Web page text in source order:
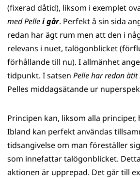
(fixerad dåtid), liksom i exemplet
med Pellei går. Perfekt å sin sida
redan har ägt rum men att den i
relevans i nuet, talögonblicket
förhållande till nu). I allmänhet
tidpunkt. I satsen Pelle har redan
Pelles middagsätande ur
Principen kan, liksom alla principer,
Ibland kan perfekt användas
tidsangivelse om man föreställer
som innefattar talögonblicket.
aktionen är upprepad. Det går till